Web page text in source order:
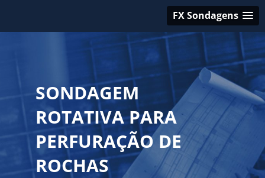
FX Sondagens
SONDAGEM
ROTATIVA PARA
PERFURAÇÃO DE
ROCHAS